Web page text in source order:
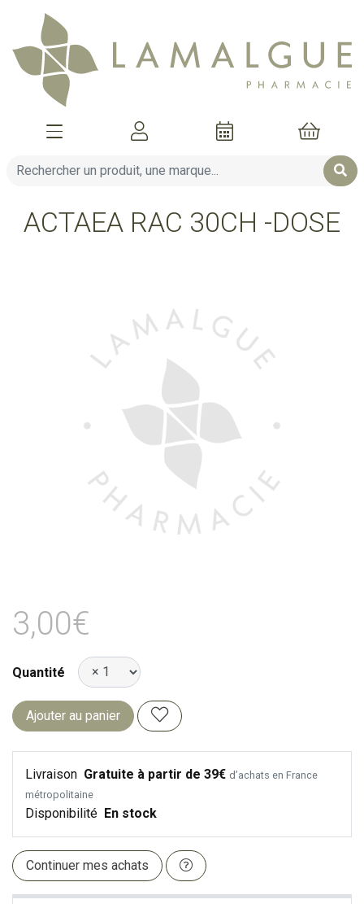
Afficher la navigation
Mon
ACTAEA RAC 30CH -DOSE
3,00€
Quantité
Ajouter au panier
Livraison Gratuite à partir de 39€ d’achats en France
métropolitaine
Disponibilité En stock
Continuer mes achats